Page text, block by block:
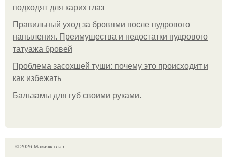
подходят для карих глаз
Правильный уход за бровями после пудрового
напыления. Преимущества и недостатки пудрового
татуажа бровей
Проблема засохшей туши: почему это происходит и
как избежать
Бальзамы для губ своими руками.
© 2026 Макияж глаз